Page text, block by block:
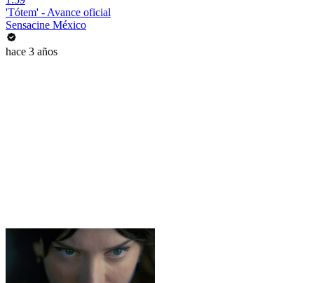
'Tótem' - Avance oficial
Sensacine México
hace 3 años